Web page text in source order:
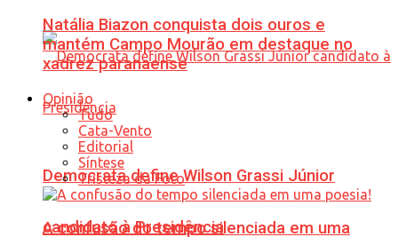
Democrata define Wilson Grassi Júnior
candidato à Presidência
Natália Biazon conquista dois ouros e
mantém Campo Mourão em destaque no
xadrez paranaense
Opinião
Tudo
Cata-Vento
Editorial
Síntese
Tristeza da Foto
A confusão do tempo silenciada em uma